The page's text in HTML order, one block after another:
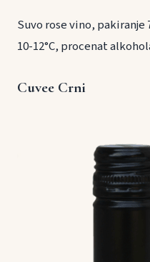
Suvo rose vino,
10-12°C, procenat
Cuvee Crni